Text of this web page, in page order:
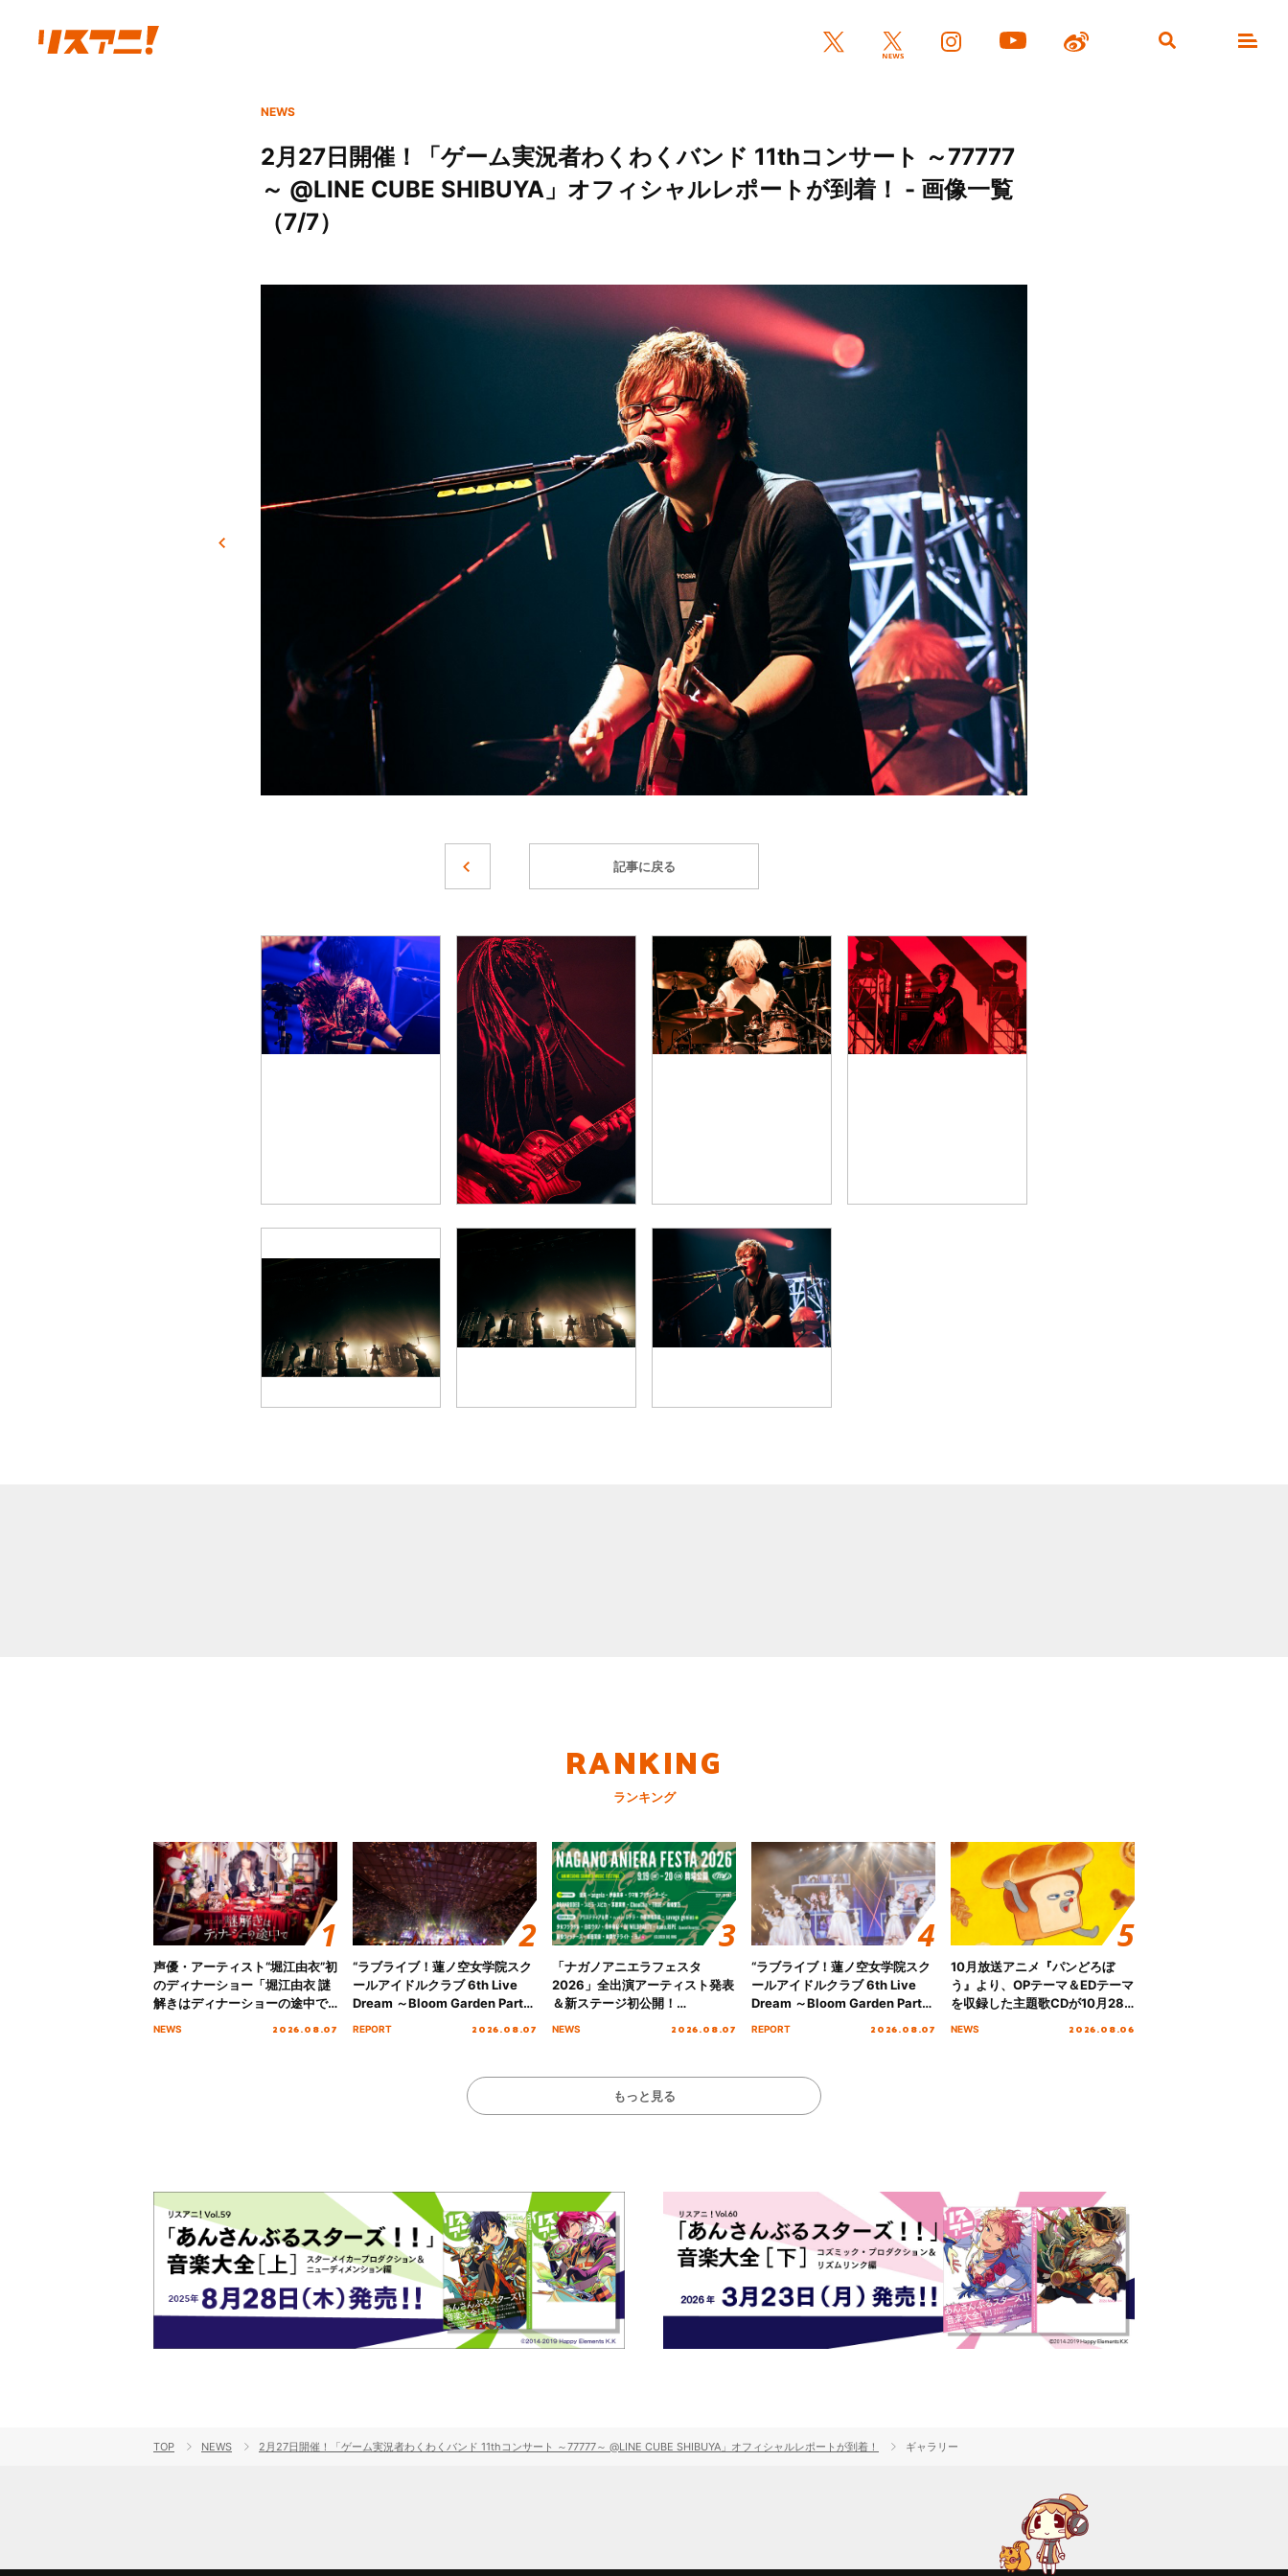
NEWS
2月27日開催！「ゲーム実況者わくわくバンド 11thコンサート ～77777
～ @LINE CUBE SHIBUYA」オフィシャルレポートが到着！ - 画像一覧
（7/7）
記事に戻る
RANKING
ランキング
声優・アーティスト“堀江由衣”初
のディナーショー「堀江由衣 謎
解きはディナーショーの途中で
NEWS 2026.08.07
“ラブライブ！蓮ノ空女学院スク
ールアイドルクラブ 6th Live
Dream ～Bloom Garden Party
REPORT 2026.08.07
「ナガノアニエラフェスタ
2026」全出演アーティスト発表
＆新ステージ初公開！
NEWS 2026.08.07
“ラブライブ！蓮ノ空女学院スク
ールアイドルクラブ 6th Live
Dream ～Bloom Garden Party
REPORT 2026.08.07
10月放送アニメ『パンどろぼ
う』より、OPテーマ＆EDテーマ
を収録した主題歌CDが10月28
NEWS 2026.08.06
もっと見る
TOP NEWS 2月27日開催！「ゲーム実況者わくわくバンド 11thコンサート ～77777～ @LINE CUBE SHIBUYA」オフィシャルレポートが到着！ ギャラリー